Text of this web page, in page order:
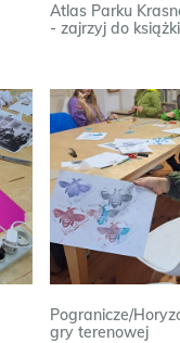
Atlas Parku
- zajrzyj do książki
Pogranicze/
gry terenowej